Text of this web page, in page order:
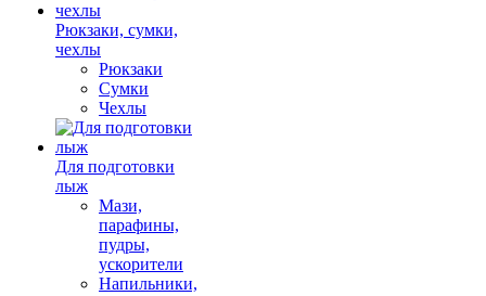
Рюкзаки, сумки,
чехлы
Рюкзаки
Сумки
Чехлы
Для подготовки
лыж
Мази,
парафины,
пудры,
ускорители
Напильники,